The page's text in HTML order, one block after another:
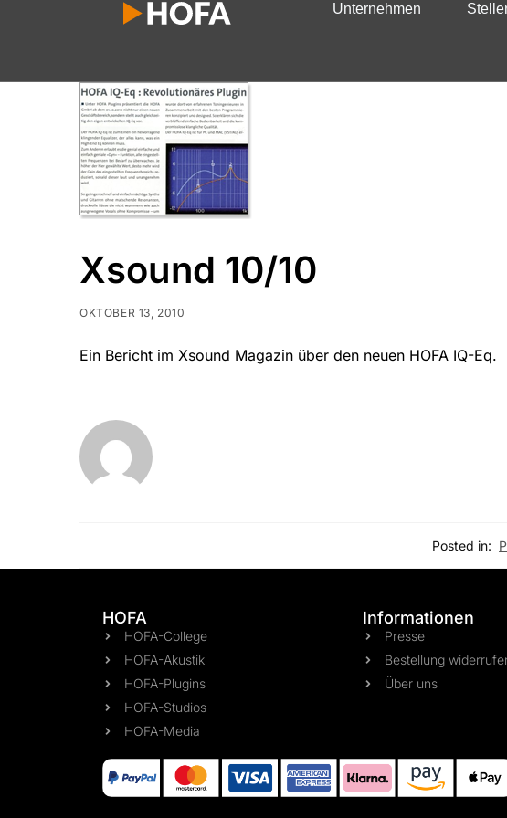
Unternehmen
Xsound 10/10
OKTOBER 13, 2010
Ein Bericht im Xsound Magazin über den neuen HOFA IQ-Eq.
Posted in:
HOFA
HOFA-College
HOFA-Akustik
HOFA-Plugins
HOFA-Studios
HOFA-Media
Informationen
Presse
Bestellung
Über uns